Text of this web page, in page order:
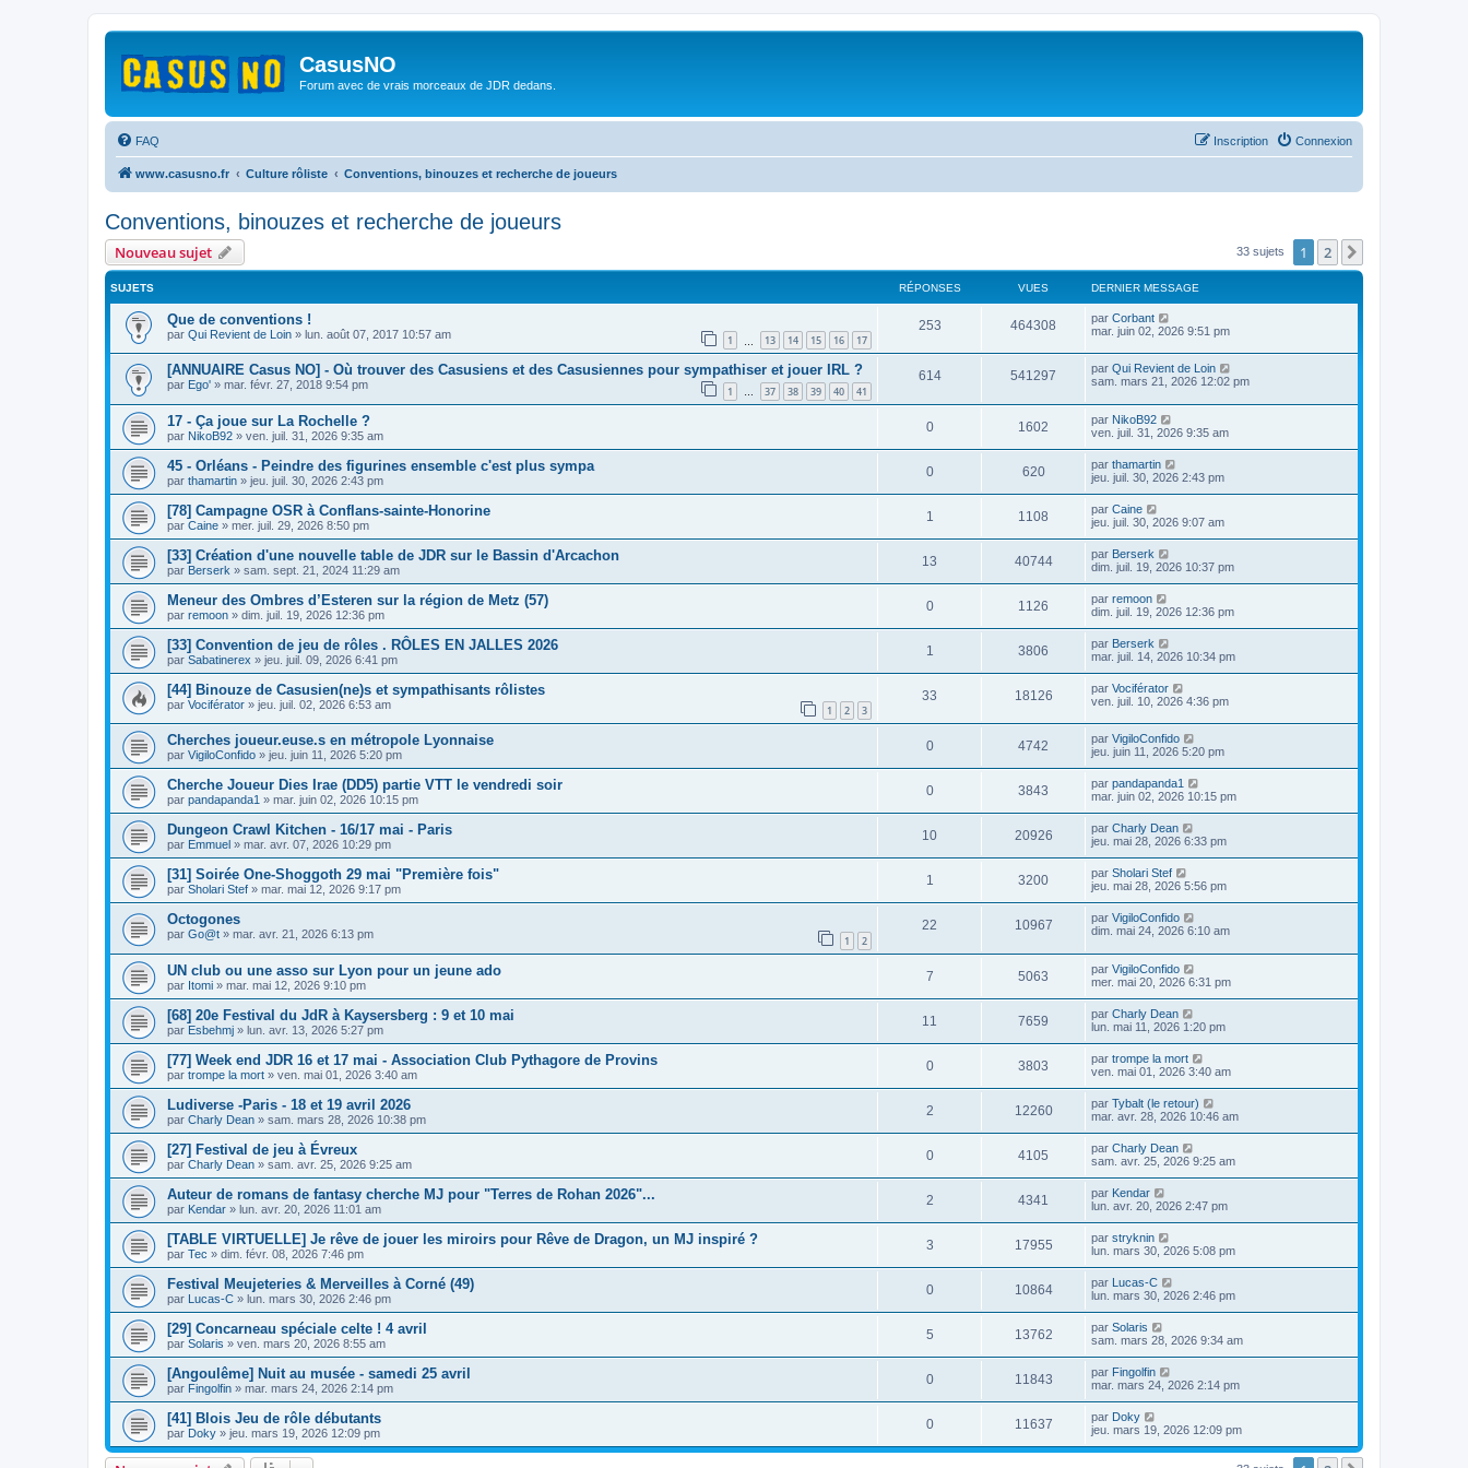
CasusNO
Forum avec de vrais morceaux de JDR dedans.
FAQ Connexion
Inscription
www.casusno.fr Culture rôliste Conventions, binouzes et recherche de joueurs
Conventions, binouzes et recherche de joueurs
Nouveau sujet 33 sujets 1 2
SUJETS RÉPONSES VUES DERNIER MESSAGE
Que de conventions !
par Qui Revient de Loin » lun. août 07, 2017 10:57 am 1 13 14 15 16 17
253 464308 par Corbant
mar. juin 02, 2026 9:51 pm
[ANNUAIRE Casus NO] - Où trouver des Casusiens et des Casusiennes pour sympathiser et jouer IRL ?
par Ego' » mar. févr. 27, 2018 9:54 pm 1 … 37 38 39 40 41
614 541297 par Qui Revient de Loin
sam. mars 21, 2026 12:02 pm
17 - Ça joue sur La Rochelle ?
par NikoB92 » ven. juil. 31, 2026 9:35 am
0 1602 par NikoB92
ven. juil. 31, 2026 9:35 am
45 - Orléans - Peindre des figurines ensemble c'est plus sympa
par thamartin » jeu. juil. 30, 2026 2:43 pm
0 620 par thamartin
jeu. juil. 30, 2026 2:43 pm
[78] Campagne OSR à Conflans-sainte-Honorine
par Caine » mer. juil. 29, 2026 8:50 pm
1 1108 par Caine
jeu. juil. 30, 2026 9:07 am
[33] Création d'une nouvelle table de JDR sur le Bassin d'Arcachon
par Berserk » sam. sept. 21, 2024 11:29 am
13 40744 par Berserk
dim. juil. 19, 2026 10:37 pm
Meneur des Ombres d’Esteren sur la région de Metz (57)
par remoon » dim. juil. 19, 2026 12:36 pm
0 1126 par remoon
dim. juil. 19, 2026 12:36 pm
[33] Convention de jeu de rôles . RÔLES EN JALLES 2026
par Sabatinerex » jeu. juil. 09, 2026 6:41 pm
1 3806 par Berserk
mar. juil. 14, 2026 10:34 pm
[44] Binouze de Casusien(ne)s et sympathisants rôlistes
par Vociférator » jeu. juil. 02, 2026 6:53 am 1 2 3
33 18126 par Vociférator
ven. juil. 10, 2026 4:36 pm
Cherches joueur.euse.s en métropole Lyonnaise
par VigiloConfido » jeu. juin 11, 2026 5:20 pm
0 4742 par VigiloConfido
jeu. juin 11, 2026 5:20 pm
Cherche Joueur Dies Irae (DD5) partie VTT le vendredi soir
par pandapanda1 » mar. juin 02, 2026 10:15 pm
0 3843 par pandapanda1
mar. juin 02, 2026 10:15 pm
Dungeon Crawl Kitchen - 16/17 mai - Paris
par Emmuel » mar. avr. 07, 2026 10:29 pm
10 20926 par Charly Dean
jeu. mai 28, 2026 6:33 pm
[31] Soirée One-Shoggoth 29 mai "Première fois"
par Sholari Stef » mar. mai 12, 2026 9:17 pm
1 3200 par Sholari Stef
jeu. mai 28, 2026 5:56 pm
Octogones
par Go@t » mar. avr. 21, 2026 6:13 pm 1 2
22 10967 par VigiloConfido
dim. mai 24, 2026 6:10 am
UN club ou une asso sur Lyon pour un jeune ado
par Itomi » mar. mai 12, 2026 9:10 pm
7 5063 par VigiloConfido
mer. mai 20, 2026 6:31 pm
[68] 20e Festival du JdR à Kaysersberg : 9 et 10 mai
par Esbehmj » lun. avr. 13, 2026 5:27 pm
11 7659 par Charly Dean
lun. mai 11, 2026 1:20 pm
[77] Week end JDR 16 et 17 mai - Association Club Pythagore de Provins
par trompe la mort » ven. mai 01, 2026 3:40 am
0 3803 par trompe la mort
ven. mai 01, 2026 3:40 am
Ludiverse -Paris - 18 et 19 avril 2026
par Charly Dean » sam. mars 28, 2026 10:38 pm
2 12260 par Tybalt (le retour)
mar. avr. 28, 2026 10:46 am
[27] Festival de jeu à Évreux
par Charly Dean » sam. avr. 25, 2026 9:25 am
0 4105 par Charly Dean
sam. avr. 25, 2026 9:25 am
Auteur de romans de fantasy cherche MJ pour "Terres de Rohan 2026"...
par Kendar » lun. avr. 20, 2026 11:01 am
2 4341 par Kendar
lun. avr. 20, 2026 2:47 pm
[TABLE VIRTUELLE] Je rêve de jouer les miroirs pour Rêve de Dragon, un MJ inspiré ?
par Tec » dim. févr. 08, 2026 7:46 pm
3 17955 par stryknin
lun. mars 30, 2026 5:08 pm
Festival Meujeteries & Merveilles à Corné (49)
par Lucas-C » lun. mars 30, 2026 2:46 pm
0 10864 par Lucas-C
lun. mars 30, 2026 2:46 pm
[29] Concarneau spéciale celte ! 4 avril
par Solaris » ven. mars 20, 2026 8:55 am
5 13762 par Solaris
sam. mars 28, 2026 9:34 am
[Angoulême] Nuit au musée - samedi 25 avril
par Fingolfin » mar. mars 24, 2026 2:14 pm
0 11843 par Fingolfin
mar. mars 24, 2026 2:14 pm
[41] Blois Jeu de rôle débutants
par Doky » jeu. mars 19, 2026 12:09 pm
0 11637 par Doky
jeu. mars 19, 2026 12:09 pm